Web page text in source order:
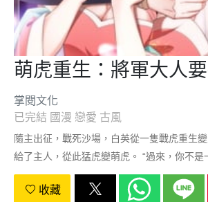
萌虎重生：將軍大人
掌閱文化
已完結 國漫 戀愛 古風
隨主出征，戰死沙場，白英從一隻戰虎重生
給了主人，從此猛虎變萌虎。 “過來，你不是
嗎？跑什麼！”當着滿堂朝臣的面，將軍大人
是你不讓我往你身上爬的……”白英一邊嘟囔
收藏